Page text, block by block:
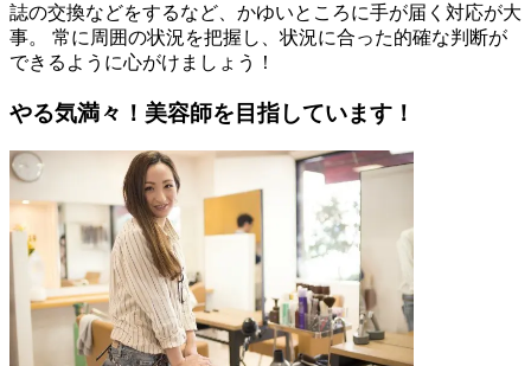
誌の交換などをするなど、かゆいところに手が届く対応が大
事。 常に周囲の状況を把握し、状況に合った的確な判断が
できるように心がけましょう！
やる気満々！美容師を目指しています！